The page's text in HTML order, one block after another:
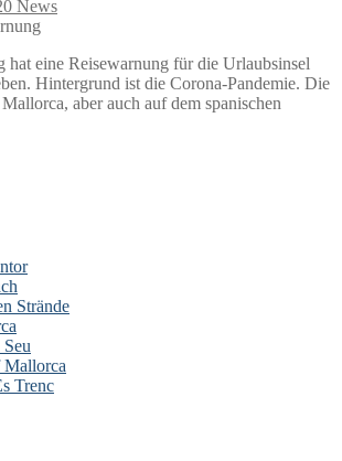
News
hat eine Reisewarnung für die Urlaubsinsel
Hintergrund ist die Corona-Pandemie. Die
aber auch auf dem spanischen
Strände
Mallorca
Trenc